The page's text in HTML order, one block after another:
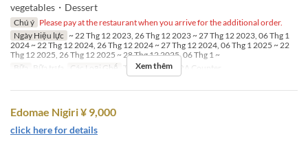
vegetables・Dessert
Chú ý Please pay at the restaurant when you arrive for the additional order.
Ngày Hiệu lực ~ 22 Thg 12 2023, 26 Thg 12 2023 ~ 27 Thg 12 2023, 06 Thg 1
2024 ~ 22 Thg 12 2024, 26 Thg 12 2024 ~ 27 Thg 12 2024, 06 Thg 1 2025 ~ 22
Thg 12 2025, 26 Thg 12 2025 ~ 28 Thg 12 2025, 06 Thg 1 ~
Bữa
Bữa trưa Các Loại Ghế TABLE, TEMPURA Counter
Xem thêm
Edomae Nigiri ¥ 9,000
click here for details